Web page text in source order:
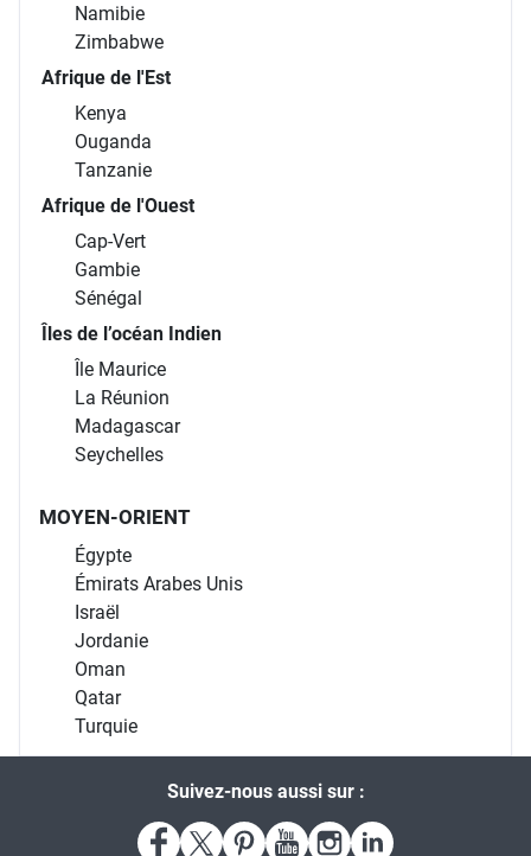
Namibie
Zimbabwe
Afrique de l'Est
Kenya
Ouganda
Tanzanie
Afrique de l'Ouest
Cap-Vert
Gambie
Sénégal
Îles de l’océan Indien
Île Maurice
La Réunion
Madagascar
Seychelles
MOYEN-ORIENT
Égypte
Émirats Arabes Unis
Israël
Jordanie
Oman
Qatar
Turquie
Suivez-nous aussi sur :